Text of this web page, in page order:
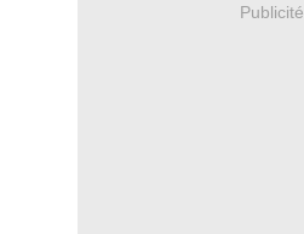
Publicité